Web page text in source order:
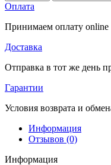
Оплата
Принимаем оплату online
Доставка
Отправка в тот же день
Гарантии
Условия возврата и
Информация
Отзывов (0)
Информация